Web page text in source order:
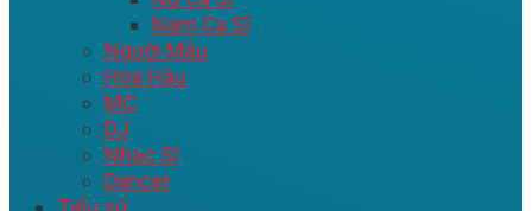
Nam Ca Sĩ
Người Mẫu
Hoa Hậu
MC
DJ
Nhạc Sĩ
Dancer